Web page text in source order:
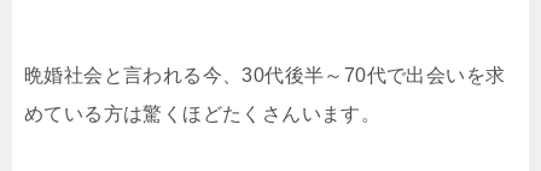
晩婚社会と言われる今、30代後半～70代で出会いを求
めている方は驚くほどたくさんいます。